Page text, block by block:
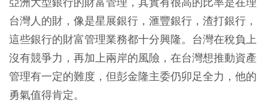
台灣人的財，像是星展銀行，滙豐銀行，渣打銀行，
這些銀行的財富管理業務都十分興隆。台灣在稅負上
沒有競爭力，再加上兩岸的風險，在台灣想推動資產
管理有一定的難度，但彭金隆主委仍卯足全力，他的
勇氣值得肯定。